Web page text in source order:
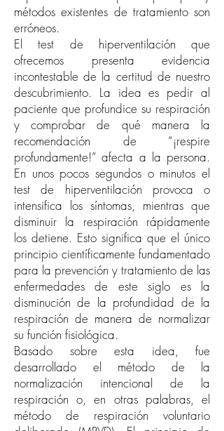
métodos existentes de tratamiento son
erróneos.
El test de hiperventilación que
ofrecemos presenta evidencia
incontestable de la certitud de nuestro
descubrimiento. La idea es pedir al
paciente que profundice su respiración
y comprobar de qué manera la
recomendación de “¡respire
profundamente!” afecta a la persona.
En unos pocos segundos o minutos el
test de hiperventilación provoca o
intensifica los síntomas, mientras que
disminuir la respiración rápidamente
los detiene. Esto significa que el único
principio científicamente fundamentado
para la prevención y tratamiento de las
enfermedades de este siglo es la
disminución de la profundidad de la
respiración de manera de normalizar
su función fisiológica.
Basado sobre esta idea, fue
desarrollado el método de la
normalización intencional de la
respiración o, en otras palabras, el
método de respiración voluntario